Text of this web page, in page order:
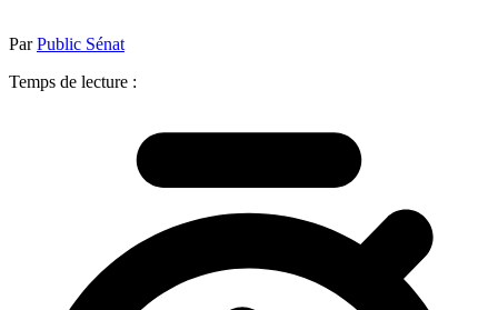
ParPublic Sénat
Temps de lecture :